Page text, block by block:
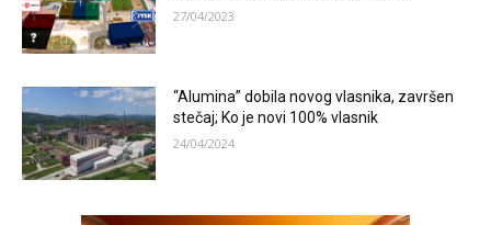
27/04/2023
“Alumina” dobila novog vlasnika, završen
stečaj; Ko je novi 100% vlasnik
24/04/2024